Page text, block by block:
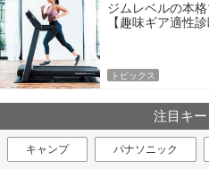
ジムレベルの本
【趣味ギア適性診
トピックス
注目キ
キャンプ パナソニック